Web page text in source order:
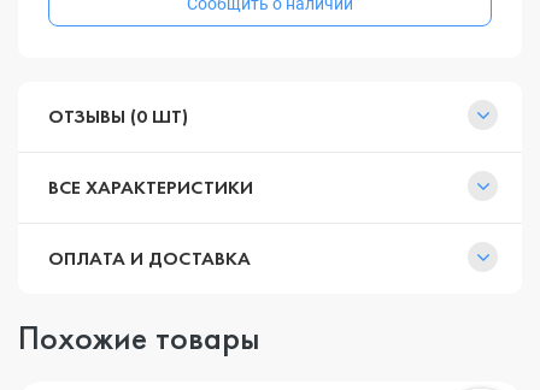
ОТЗЫВЫ (0 ШТ)
ВСЕ ХАРАКТЕРИСТИКИ
ОПЛАТА И ДОСТАВКА
Похожие товары